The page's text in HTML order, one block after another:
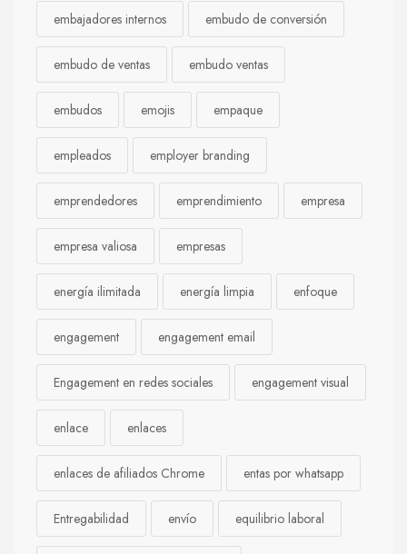
embajadores internos embudo de conversión
embudo de ventas embudo ventas
embudos emojis empaque
empleados employer branding
emprendedores emprendimiento empresa
empresa valiosa empresas
energía ilimitada energía limpia enfoque
engagement engagement email
Engagement en redes sociales engagement visual
enlace enlaces
enlaces de afiliados Chrome entas por whatsapp
Entregabilidad envío equilibrio laboral